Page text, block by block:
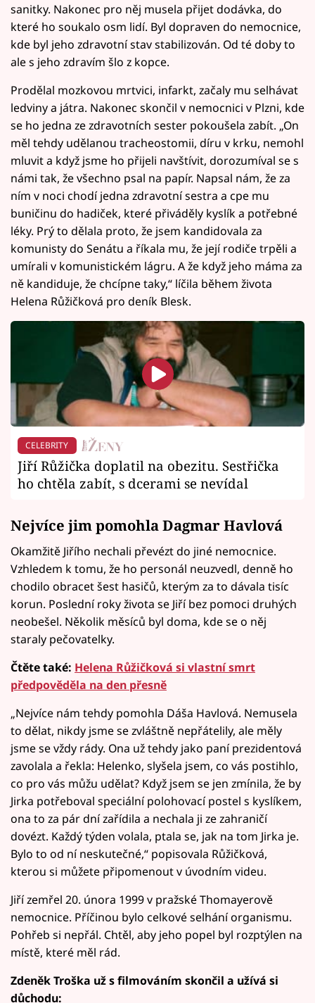
sanitky. Nakonec pro něj musela přijet dodávka, do
které ho soukalo osm lidí. Byl dopraven do nemocnice,
kde byl jeho zdravotní stav stabilizován. Od té doby to
ale s jeho zdravím šlo z kopce.
Prodělal mozkovou mrtvici, infarkt, začaly mu selhávat
ledviny a játra. Nakonec skončil v nemocnici v Plzni, kde
se ho jedna ze zdravotních sester pokoušela zabít. „On
měl tehdy udělanou tracheostomii, díru v krku, nemohl
mluvit a když jsme ho přijeli navštívit, dorozumíval se s
námi tak, že všechno psal na papír. Napsal nám, že za
ním v noci chodí jedna zdravotní sestra a cpe mu
buničinu do hadiček, které přiváděly kyslík a potřebné
léky. Prý to dělala proto, že jsem kandidovala za
komunisty do Senátu a říkala mu, že její rodiče trpěli a
umírali v komunistickém lágru. A že když jeho máma za
ně kandiduje, že chcípne taky,“ líčila během života
Helena Růžičková pro deník Blesk.
CELEBRITY
Jiří Růžička doplatil na obezitu. Sestřička
ho chtěla zabít, s dcerami se nevídal
Nejvíce jim pomohla Dagmar Havlová
Okamžitě Jiřího nechali převézt do jiné nemocnice.
Vzhledem k tomu, že ho personál neuzvedl, denně ho
chodilo obracet šest hasičů, kterým za to dávala tisíc
korun. Poslední roky života se Jiří bez pomoci druhých
neobešel. Několik měsíců byl doma, kde se o něj
staraly pečovatelky.
Čtěte také: Helena Růžičková si vlastní smrt
předpověděla na den přesně
„Nejvíce nám tehdy pomohla Dáša Havlová. Nemusela
to dělat, nikdy jsme se zvláštně nepřátelily, ale měly
jsme se vždy rády. Ona už tehdy jako paní prezidentová
zavolala a řekla: Helenko, slyšela jsem, co vás postihlo,
co pro vás můžu udělat? Když jsem se jen zmínila, že by
Jirka potřeboval speciální polohovací postel s kyslíkem,
ona to za pár dní zařídila a nechala ji ze zahraničí
dovézt. Každý týden volala, ptala se, jak na tom Jirka je.
Bylo to od ní neskutečné,“ popisovala Růžičková,
kterou si můžete připomenout v úvodním videu.
Jiří zemřel 20. února 1999 v pražské Thomayerově
nemocnice. Příčinou bylo celkové selhání organismu.
Pohřeb si nepřál. Chtěl, aby jeho popel byl rozptýlen na
místě, které měl rád.
Zdeněk Troška už s filmováním skončil a užívá si
důchodu: